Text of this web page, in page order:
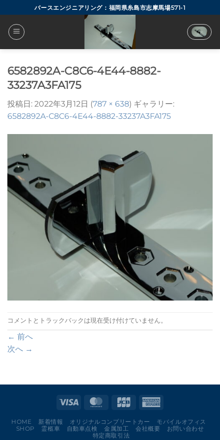
to
content
バースエンジニアリング：福岡県糸島市志摩馬場571-1
6582892A-C8C6-4E44-8882-
33237A3FA175
投稿日: 2022年3月12日 (787 × 638) ギャラリー:
6582892A-C8C6-4E44-8882-33237A3FA175
コメントとトラックバックは現在受け付けていません。
← 前へ
次へ →
HOME 新着情報 オリジナルコンプリートカー
モバイルオフィス
SHOP
霊柩車 自動車点検 金属加工 会社概要
お問い合わせ
特定商取引法